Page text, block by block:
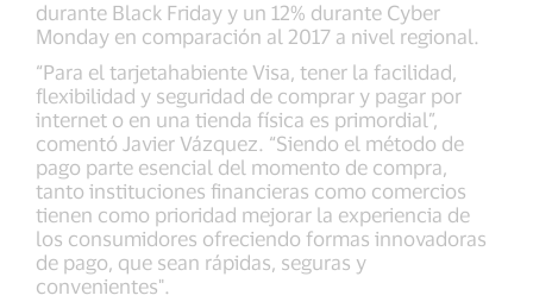
durante Black Friday y un 12% durante Cyber
Monday en comparación al 2017 a nivel regional.
“Para el tarjetahabiente Visa, tener la facilidad,
flexibilidad y seguridad de comprar y pagar por
internet o en una tienda física es primordial”,
comentó Javier Vázquez. “Siendo el método de
pago parte esencial del momento de compra,
tanto instituciones financieras como comercios
tienen como prioridad mejorar la experiencia de
los consumidores ofreciendo formas innovadoras
de pago, que sean rápidas, seguras y
convenientes".